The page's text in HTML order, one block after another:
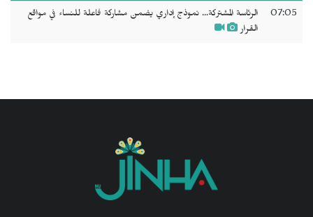
07:05
الرئاسة المشتركة... نموذج إداري يضمن مشاركة فاعلة للنساء في مواقع
القرار